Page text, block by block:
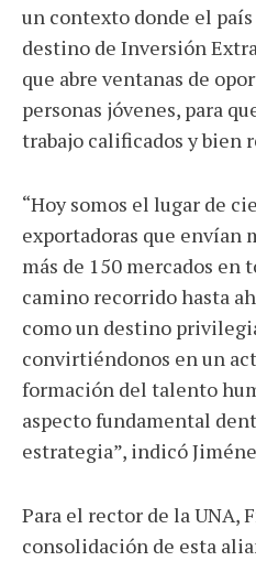
un contexto donde el
destino de Inversión
que abre ventanas de
personas jóvenes, para
trabajo calificados y bien
“Hoy somos el lugar de
exportadoras que envían
más de 150 mercados en
camino recorrido hasta
como un destino
convirtiéndonos en un
formación del talento
aspecto fundamental
estrategia”, indicó
Para el rector de la UNA,
consolidación de esta